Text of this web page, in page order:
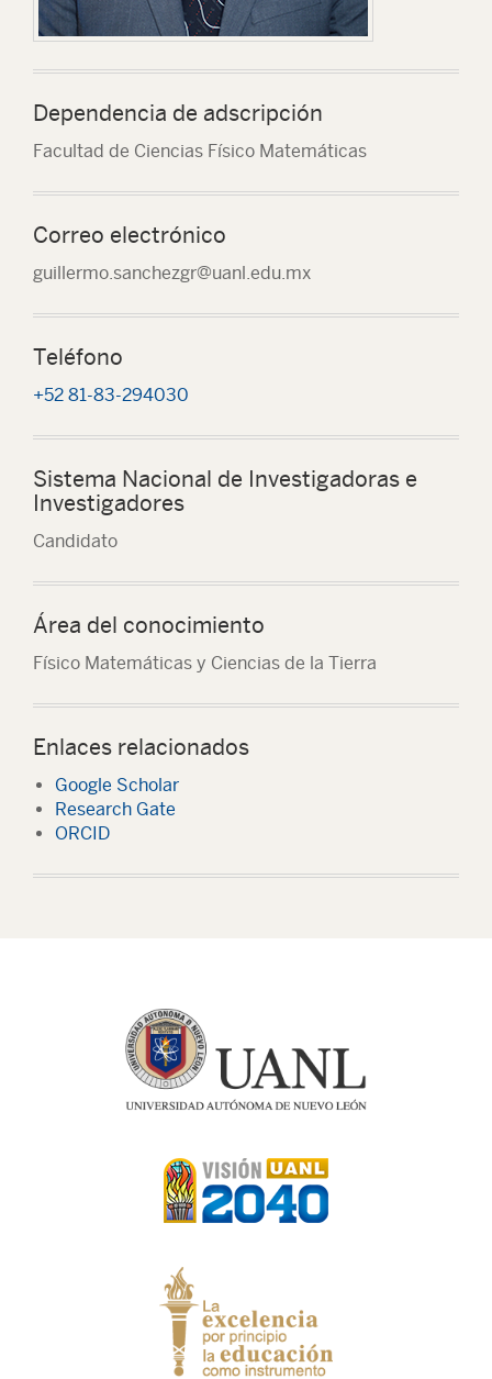
Dependencia de adscripción
Facultad de Ciencias Físico Matemáticas
Correo electrónico
guillermo.sanchezgr@uanl.edu.mx
Teléfono
+52 81-83-294030
Sistema Nacional de Investigadoras e
Investigadores
Candidato
Área del conocimiento
Físico Matemáticas y Ciencias de la Tierra
Enlaces relacionados
Google Scholar
Research Gate
ORCID